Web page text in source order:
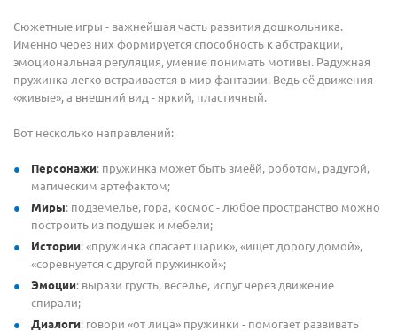
Сюжетные игры - важнейшая часть развития дошкольника.
Именно через них формируется способность к абстракции,
эмоциональная регуляция, умение понимать мотивы. Радужная
пружинка легко встраивается в мир фантазии. Ведь её движения
«живые», а внешний вид - яркий, пластичный.
Вот несколько направлений:
Персонажи: пружинка может быть змеёй, роботом, радугой,
магическим артефактом;
Миры: подземелье, гора, космос - любое пространство можно
построить из подушек и мебели;
Истории: «пружинка спасает шарик», «ищет дорогу домой»,
«соревнуется с другой пружинкой»;
Эмоции: вырази грусть, веселье, испуг через движение
спирали;
Диалоги: говори «от лица» пружинки - помогает развивать